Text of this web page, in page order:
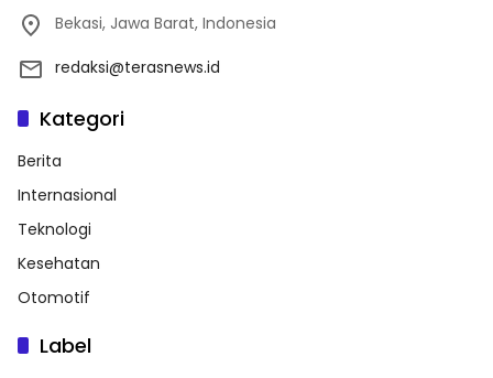
Bekasi, Jawa Barat, Indonesia
redaksi@terasnews.id
Kategori
Berita
Internasional
Teknologi
Kesehatan
Otomotif
Label